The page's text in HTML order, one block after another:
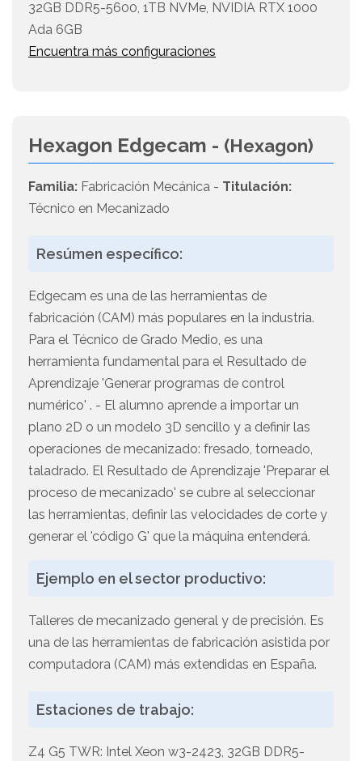
32GB DDR5-5600, 1TB NVMe, NVIDIA RTX 1000
Ada 6GB
Encuentra más configuraciones
Hexagon Edgecam - (Hexagon)
Familia: Fabricación Mecánica - Titulación:
Técnico en Mecanizado
Resúmen específico:
Edgecam es una de las herramientas de
fabricación (CAM) más populares en la industria.
Para el Técnico de Grado Medio, es una
herramienta fundamental para el Resultado de
Aprendizaje 'Generar programas de control
numérico' . - El alumno aprende a importar un
plano 2D o un modelo 3D sencillo y a definir las
operaciones de mecanizado: fresado, torneado,
taladrado. El Resultado de Aprendizaje 'Preparar el
proceso de mecanizado' se cubre al seleccionar
las herramientas, definir las velocidades de corte y
generar el 'código G' que la máquina entenderá.
Ejemplo en el sector productivo:
Talleres de mecanizado general y de precisión. Es
una de las herramientas de fabricación asistida por
computadora (CAM) más extendidas en España.
Estaciones de trabajo:
Z4 G5 TWR: Intel Xeon w3-2423, 32GB DDR5-